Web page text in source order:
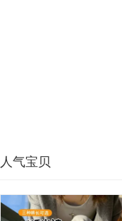
人气宝贝